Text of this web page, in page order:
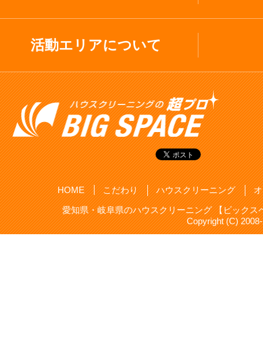
活動エリアについて
HOME こだわり ハウスクリーニング
愛知県・岐阜県のハウスクリーニング 【ビック
Copyright (C)